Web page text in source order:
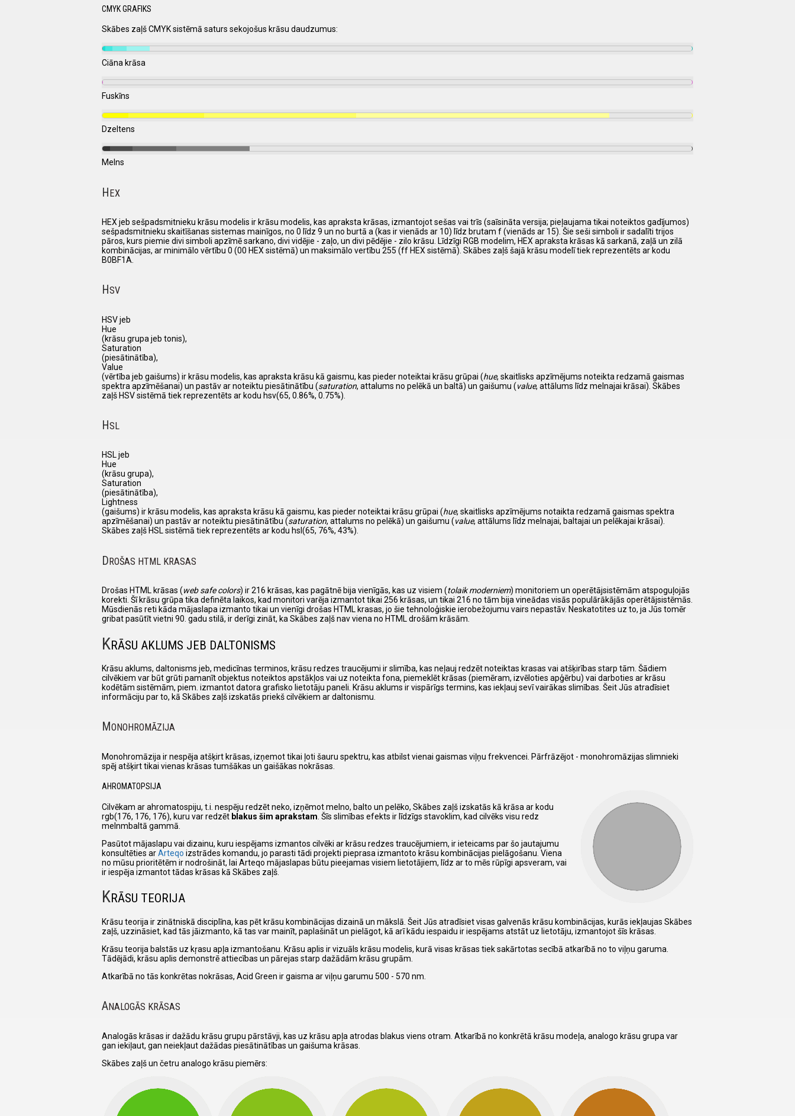
CMYK GRAFIKS
Skābes zaļš CMYK sistēmā saturs sekojošus krāsu daudzumus:
Ciāna krāsa
Fuskīns
Dzeltens
Melns
HEX
HEX jeb sešpadsmitnieku krāsu modelis ir krāsu modelis, kas apraksta krāsas, izmantojot sešas vai trīs (saīsināta versija; pieļaujama tikai noteiktos gadījumos)
sešpadsmitnieku skaitīšanas sistemas mainīgos, no 0 līdz 9 un no burtā a (kas ir vienāds ar 10) līdz brutam f (vienāds ar 15). Šie seši simboli ir sadalīti trijos
pāros, kurs piemie divi simboli apzīmē sarkano, divi vidējie - zaļo, un divi pēdējie - zilo krāsu. Līdzīgi RGB modelim, HEX apraksta krāsas kā sarkanā, zaļā un zilā
kombinācijas, ar minimālo vērtību 0 (00 HEX sistēmā) un maksimālo vertību 255 (ff HEX sistēmā). Skābes zaļš šajā krāsu modelī tiek reprezentēts ar kodu
B0BF1A.
HSV
HSV jeb
Hue
(krāsu grupa jeb tonis),
Saturation
(piesātinātība),
Value
(vērtība jeb gaišums) ir krāsu modelis, kas apraksta krāsu kā gaismu, kas pieder noteiktai krāsu grūpai (hue, skaitlisks apzīmējums noteikta redzamā gaismas
spektra apzīmēšanai) un pastāv ar noteiktu piesātinātību (saturation, attalums no pelēkā un baltā) un gaišumu (value, attālums līdz melnajai krāsai). Skābes
zaļš HSV sistēmā tiek reprezentēts ar kodu hsv(65, 0.86%, 0.75%).
HSL
HSL jeb
Hue
(krāsu grupa),
Saturation
(piesātinātība),
Lightness
(gaišums) ir krāsu modelis, kas apraksta krāsu kā gaismu, kas pieder noteiktai krāsu grūpai (hue, skaitlisks apzīmējums notaikta redzamā gaismas spektra
apzīmēšanai) un pastāv ar noteiktu piesātinātību (saturation, attalums no pelēkā) un gaišumu (value, attālums līdz melnajai, baltajai un pelēkajai krāsai).
Skābes zaļš HSL sistēmā tiek reprezentēts ar kodu hsl(65, 76%, 43%).
DROŠAS HTML KRASAS
Drošas HTML krāsas (web safe colors) ir 216 krāsas, kas pagātnē bija vienīgās, kas uz visiem (tolaik moderniem) monitoriem un operētājsistēmām atspoguļojās
korekti. Šī krāsu grūpa tika definēta laikos, kad monitori varēja izmantot tikai 256 krāsas, un tikai 216 no tām bija vineādas visās populārākājās operētājsistēmās.
Mūsdienās reti kāda mājaslapa izmanto tikai un vienīgi drošas HTML krasas, jo šie tehnoloģiskie ierobežojumu vairs nepastāv. Neskatotites uz to, ja Jūs tomēr
gribat pasūtīt vietni 90. gadu stilā, ir derīgi zināt, ka Skābes zaļš nav viena no HTML drošām krāsām.
KRĀSU AKLUMS JEB DALTONISMS
Krāsu aklums, daltonisms jeb, medicīnas terminos, krāsu redzes traucējumi ir slimība, kas neļauj redzēt noteiktas krasas vai atšķirības starp tām. Šādiem
cilvēkiem var būt grūti pamanīt objektus noteiktos apstākļos vai uz noteikta fona, piemeklēt krāsas (piemēram, izvēloties apģērbu) vai darboties ar krāsu
kodētām sistēmām, piem. izmantot datora grafisko lietotāju paneli. Krāsu aklums ir vispārīgs termins, kas iekļauj sevī vairākas slimības. Šeit Jūs atradīsiet
informāciju par to, kā Skābes zaļš izskatās priekš cilvēkiem ar daltonismu.
MONOHROMĀZIJA
Monohromāzija ir nespēja atšķirt krāsas, izņemot tikai ļoti šauru spektru, kas atbilst vienai gaismas viļņu frekvencei. Pārfrāzējot - monohromāzijas slimnieki
spēj atšķirt tikai vienas krāsas tumšākas un gaišākas nokrāsas.
AHROMATOPSIJA
Cilvēkam ar ahromatospiju, t.i. nespēju redzēt neko, izņēmot melno, balto un pelēko, Skābes zaļš izskatās kā krāsa ar kodu
rgb(176, 176, 176), kuru var redzēt blakus šim aprakstam . Šīs slimības efekts ir līdzīgs stavoklim, kad cilvēks visu redz
melnmbaltā gammā.
Pasūtot mājaslapu vai dizainu, kuru iespējams izmantos cilvēki ar krāsu redzes traucējumiem, ir ieteicams par šo jautajumu
konsultēties arArteqo izstrādes komandu, jo parasti tādi projekti pieprasa izmantoto krāsu kombinācijas pielāgošanu. Viena
no mūsu prioritētēm ir nodrošināt, lai Arteqo mājaslapas būtu pieejamas visiem lietotājiem, līdz ar to mēs rūpīgi apsveram, vai
ir iespēja izmantot tādas krāsas kā Skābes zaļš.
KRĀSU TEORIJA
Krāsu teorija ir zinātniskā disciplīna, kas pēt krāsu kombinācijas dizainā un mākslā. Šeit Jūs atradīsiet visas galvenās krāsu kombinācijas, kurās iekļaujas Skābes
zaļš, uzzināsiet, kad tās jāizmanto, kā tas var mainīt, paplašināt un pielāgot, kā arī kādu iespaidu ir iespējams atstāt uz lietotāju, izmantojot šīs krāsas.
Krāsu teorija balstās uz kŗasu apļa izmantošanu. Krāsu aplis ir vizuāls krāsu modelis, kurā visas krāsas tiek sakārtotas secībā atkarībā no to viļņu garuma.
Tādējādi, krāsu aplis demonstrē attiecības un pārejas starp dažādām krāsu grupām.
Atkarībā no tās konkrētas nokrāsas, Acid Green ir gaisma ar viļņu garumu 500 - 570 nm.
ANALOGĀS KRĀSAS
Analogās krāsas ir dažādu krāsu grupu pārstāvji, kas uz krāsu apļa atrodas blakus viens otram. Atkarībā no konkrētā krāsu modeļa, analogo krāsu grupa var
gan iekiļaut, gan neiekļaut dažādas piesātinātības un gaišuma krāsas.
Skābes zaļš un četru analogo krāsu piemērs: